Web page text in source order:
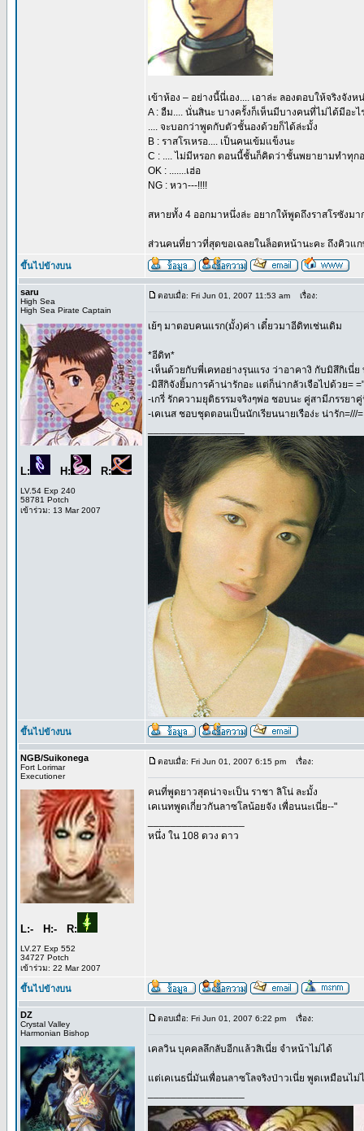
เข้าห้อง – อย่างนี้นี่เอง.... เอาล่ะ ลองตอบให้จริงจังห
A : อืม.... นั่นสินะ บางครั้งก็เห็นมีบางคนที่ไม่ได้มีอะ
.... จะบอกว่าพูดกับตัวชั้นองด้วยก็ได้ล่ะมั้ง
B : ราสโรเหรอ.... เป็นคนเข้มแข็งนะ
C : .... ไม่มีหรอก ตอนนี้ชั้นก็คิดว่าชั้นพยายามทำทุก
OK : .......เฮ่อ
NG : หวา---!!!!
สหายทั้ง 4 ออกมาหนึ่งล่ะ อยากให้พูดถึงราสโรซังม
ส่วนคนที่ยาวที่สุดขอเฉลยในล็อตหน้านะคะ ถึงคิวแ
ขึ้นไปข้างบน
saru
High Sea
High Sea Pirate Captain
L: H: R:
LV.54 Exp 240
58781 Potch
เข้าร่วม: 13 Mar 2007
ตอบเมื่อ: Fri Jun 01, 2007 11:53 am เรื่อง:
เย้ๆ มาตอบคนแรก(มั้ง)ค่า เดี๋ยวมาอีดิทเช่นเดิม
*อีดิท*
-เห็นด้วยกับพี่เคทอย่างรุนแรง ว่าอาคางิ กับมิสึกิเนี่
-มิสึกิจังยิ้มการค้าน่ารักอะ แต่ก็น่ากลัวเจือไปด้วย= ="
-เกรี่ รักความยุติธรรมจริงๆพ่อ ชอบนะ คู่สามีภรร
-เคเนส ชอบชุดตอนเป็นนักเรียนนายเรือง่ะ น่ารัก
ขึ้นไปข้างบน
NGB/Suikonega
Fort Lorimar
Executioner
L:- H:- R:
LV.27 Exp 552
34727 Potch
เข้าร่วม: 22 Mar 2007
ตอบเมื่อ: Fri Jun 01, 2007 6:15 pm เรื่อง:
คนที่พูดยาวสุดน่าจะเป็น ราชา ลิโน่ ละมั้ง
เคเนทพูดเกี่ยวกันลาซโลน้อยจัง เพื่อนนะเนี่ย--"
หนึ่ง ใน 108 ดวง ดาว
ขึ้นไปข้างบน
DZ
Crystal Valley
Harmonian Bishop
ตอบเมื่อ: Fri Jun 01, 2007 6:22 pm เรื่อง:
เคลวิน บุคคลลึกลับอีกแล้วสิเนี่ย จำหน้าไม่ได้
แต่เคเนธนี่มันเพื่อนลาซโลจริงป่าวเนี่ย พูดเหมือนไม่